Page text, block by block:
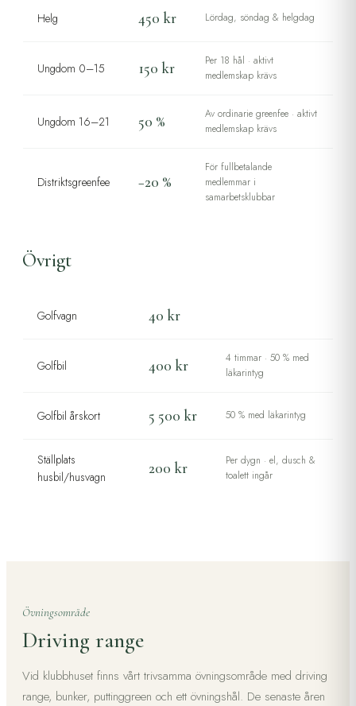
Helg 450 kr Lördag, söndag & helgdag
Ungdom 0–15 150 kr
Per 18 hål · aktivt
medlemskap krävs
Ungdom 16–21 50 %
Av ordinarie greenfee · aktivt
medlemskap krävs
Distriktsgreenfee −20 %
För fullbetalande
medlemmar i
samarbetsklubbar
Övrigt
Golfvagn 40 kr
Golfbil 400 kr
4 timmar · 50 % med
läkarintyg
Golfbil årskort 5 500 kr 50 % med läkarintyg
Ställplats
husbil/husvagn
200 kr
Per dygn · el, dusch &
toalett ingår
Övningsområde
Driving range
Vid klubbhuset finns vårt trivsamma övningsområde med driving
range, bunker, puttinggreen och ett övningshål. De senaste åren